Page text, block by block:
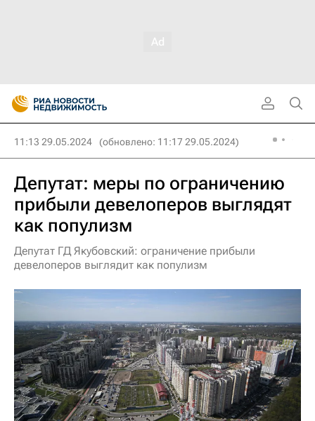
11:13 29.05.2024 (обновлено: 11:17 29.05.2024)
Депутат: меры по ограничению
прибыли девелоперов выглядят
как популизм
Депутат ГД Якубовский: ограничение прибыли
девелоперов выглядит как популизм